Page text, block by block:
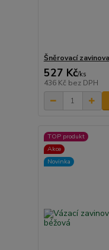
Šněrovací
527 Kč/ks
436 Kč bez DPH
TOP produkt
Akce
Novinka